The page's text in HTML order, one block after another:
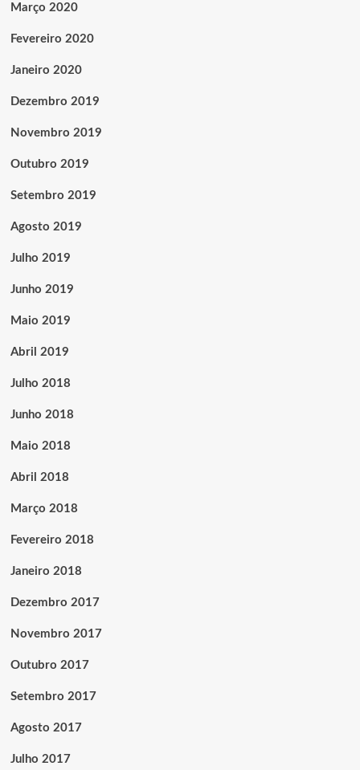
Março 2020
Fevereiro 2020
Janeiro 2020
Dezembro 2019
Novembro 2019
Outubro 2019
Setembro 2019
Agosto 2019
Julho 2019
Junho 2019
Maio 2019
Abril 2019
Julho 2018
Junho 2018
Maio 2018
Abril 2018
Março 2018
Fevereiro 2018
Janeiro 2018
Dezembro 2017
Novembro 2017
Outubro 2017
Setembro 2017
Agosto 2017
Julho 2017